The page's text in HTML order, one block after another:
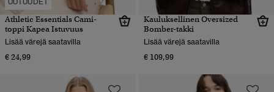
Athletic Essentials Cami-
toppi Kapea Istuvuus
Lisää värejä saatavilla
€ 24,99
Kauluksellinen Oversized
Bomber-takki
Lisää värejä saatavilla
€ 109,99